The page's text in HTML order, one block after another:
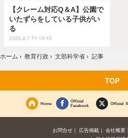
【クレーム対応Q＆A】公園で
いたずらをしている子供がい
る
2026.8.7 Fri 19:45
ホーム › 教育行政 › 文部科学省 › 記事
TOP
Home
Official
Facebook
Official X
お問合せ 広告掲載 会社概要